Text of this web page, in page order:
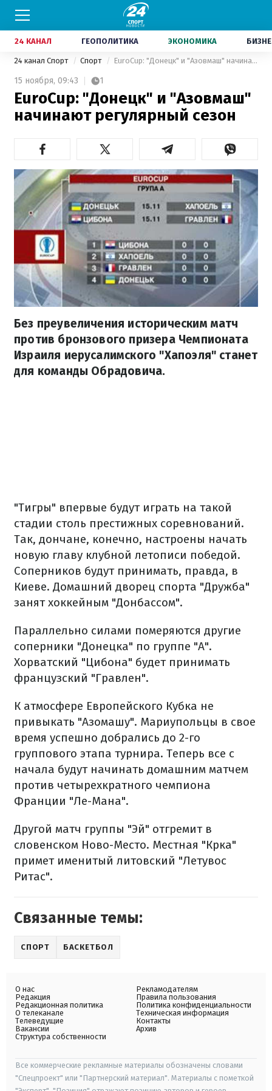
24 КАНАЛ ГЕОПОЛИТИКА ЭКОНОМИКА
24 канал Спорт Спорт EuroCup: "Донецк" и "Азовмаш" начинают регулярный сезон
15 ноября, 09:43 1
EuroCup: "Донецк" и "Азовмаш"
начинают регулярный сезон
Без преувеличения историческим матч
против бронзового призера Чемпионата
Израиля иерусалимского "​​Хапоэля" станет
для команды Обрадовича.
"Тигры" впервые будут играть на такой
стадии столь престижных соревнований.
Так, дончане, конечно, настроены начать
новую главу клубной летописи победой.
Соперников будут принимать, правда, в
Киеве. Домашний дворец спорта "Дружба"
занят хоккейным "Донбассом".
Параллельно силами померяются другие
соперники "Донецка" по группе "А".
Хорватский "Цибона" будет принимать
французский "Гравлен".
К атмосфере Европейского Кубка не
привыкать "Азомашу". Мариупольцы в свое
время успешно добрались до 2-го
группового этапа турнира. Теперь все с
начала будут начинать домашним матчем
против четырехкратного чемпиона
Франции "Ле-Мана".
Другой матч группы "Эй" отгремит в
словенском Ново-Место. Местная "Крка"
примет именитый литовский "Летувос
Ритас".
Связанные темы:
СПОРТ БАСКЕТБОЛ
О нас
Редакция
Редакционная политика
О телеканале
Телеведущие
Вакансии
Структура собственности
Рекламодателям
Правила пользования
Политика конфиденциальности
Техническая информация
Контакты
Архив
Все коммерческие рекламные материалы обозначены словами
"Спецпроект" или "Партнерский материал". Материалы с пометкой